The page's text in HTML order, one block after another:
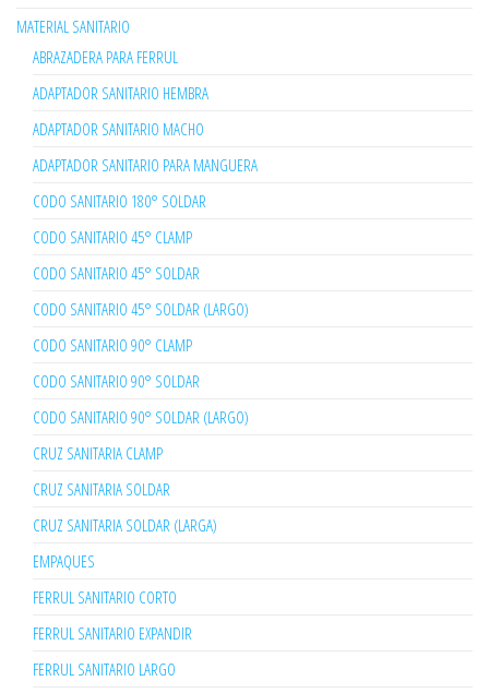
MATERIAL SANITARIO
ABRAZADERA PARA FERRUL
ADAPTADOR SANITARIO HEMBRA
ADAPTADOR SANITARIO MACHO
ADAPTADOR SANITARIO PARA MANGUERA
CODO SANITARIO 180° SOLDAR
CODO SANITARIO 45° CLAMP
CODO SANITARIO 45° SOLDAR
CODO SANITARIO 45° SOLDAR (LARGO)
CODO SANITARIO 90° CLAMP
CODO SANITARIO 90° SOLDAR
CODO SANITARIO 90° SOLDAR (LARGO)
CRUZ SANITARIA CLAMP
CRUZ SANITARIA SOLDAR
CRUZ SANITARIA SOLDAR (LARGA)
EMPAQUES
FERRUL SANITARIO CORTO
FERRUL SANITARIO EXPANDIR
FERRUL SANITARIO LARGO